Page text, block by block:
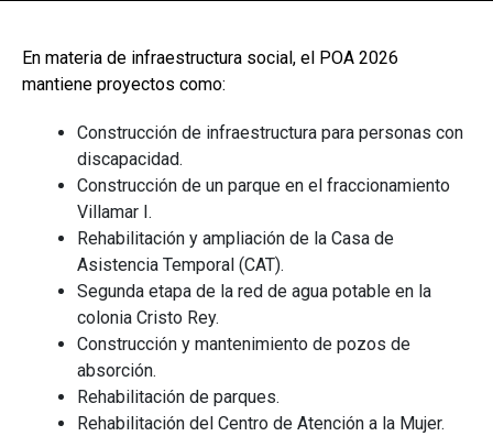
En materia de infraestructura social, el POA 2026
mantiene proyectos como:
Construcción de infraestructura para personas con
discapacidad.
Construcción de un parque en el fraccionamiento
Villamar I.
Rehabilitación y ampliación de la Casa de
Asistencia Temporal (CAT).
Segunda etapa de la red de agua potable en la
colonia Cristo Rey.
Construcción y mantenimiento de pozos de
absorción.
Rehabilitación de parques.
Rehabilitación del Centro de Atención a la Mujer.